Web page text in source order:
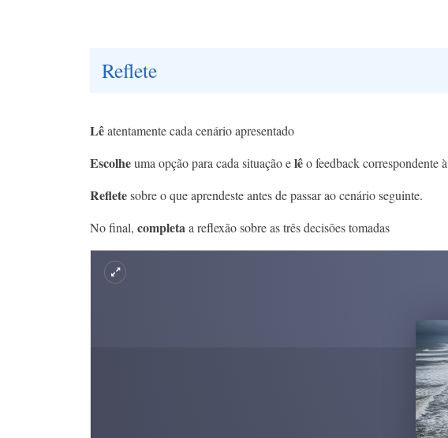
Reflete
Lêatentamente cada cenário apresentado
Escolheuma opção para cada situação elêo feedback correspondente
Refletesobre o que aprendeste antes de passar ao cenário seguinte.
No final, completaa reflexão sobre as três decisões tomadas